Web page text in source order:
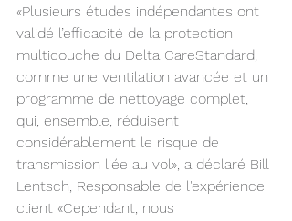
«Plusieurs études indépendantes ont
validé l’efficacité de la protection
multicouche du Delta CareStandard,
comme une ventilation avancée et un
programme de nettoyage complet,
qui, ensemble, réduisent
considérablement le risque de
transmission liée au vol», a déclaré Bill
Lentsch, Responsable de l'expérience
client «Cependant, nous